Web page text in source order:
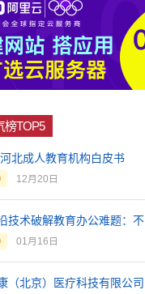
榜TOP5
北成人教育机构白皮书
12月20日
技术破解教育办公难题：不
01月16日
（北京）医疗科技有限公司